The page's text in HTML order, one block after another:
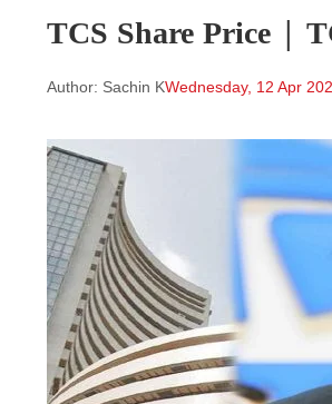
TCS Share Price |
Author: Sachin KWednesday, 12 Apr